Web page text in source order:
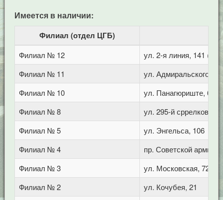
Имеется в наличии:
Филиал (отдел ЦГБ)
Филиал № 12
ул. 2-я линия, 141
Филиал № 11
ул. Адмиральского, 8
Филиал № 10
ул. Панагюриште, 6
Филиал № 8
ул. 295-й сррелковой
Филиал № 5
ул. Энгельса, 106
Филиал № 4
пр. Советской армии,
Филиал № 3
ул. Московская, 72/1
Филиал № 2
ул. Кочубея, 21